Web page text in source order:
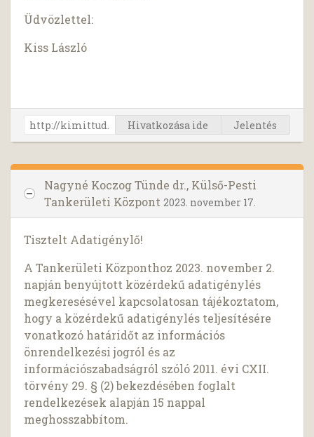
Üdvözlettel:
Kiss László
Hivatkozása ide Jelentés
Nagyné Koczog Tünde dr., Külső-Pesti
Tankerületi Központ 2023. november 17.
Tisztelt Adatigénylő!
A Tankerületi Központhoz 2023. november 2.
napján benyújtott közérdekű adatigénylés
megkeresésével kapcsolatosan tájékoztatom,
hogy a közérdekű adatigénylés teljesítésére
vonatkozó határidőt az információs
önrendelkezési jogról és az
információszabadságról szóló 2011. évi CXII.
törvény 29. § (2) bekezdésében foglalt
rendelkezések alapján 15 nappal
meghosszabbítom.